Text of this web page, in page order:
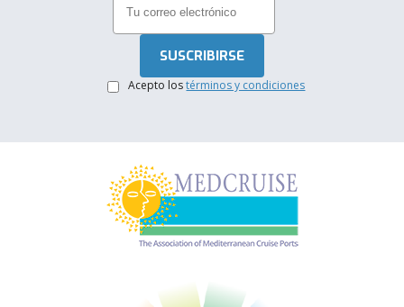
Acepto lostérminos y condiciones